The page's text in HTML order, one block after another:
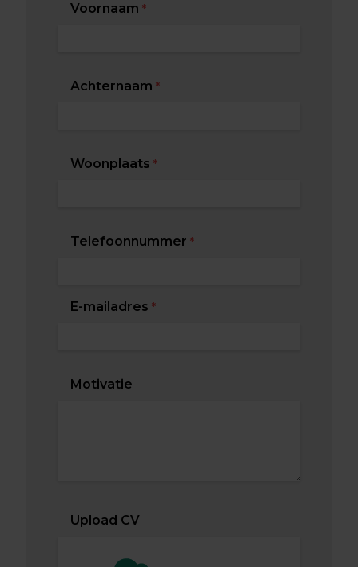
Voornaam *
Achternaam *
Woonplaats *
Telefoonnummer *
E-mailadres *
Motivatie
Upload CV